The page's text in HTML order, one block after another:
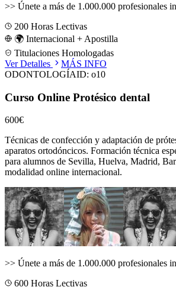
>> Únete a más de 1.000.000 profesionales
200 Horas Lectivas
🌍 Internacional + Apostilla
Titulaciones Homologadas
Ver Detalles
MÁS INFO
ODONTOLOGÍAID: o10
Curso Online Protésico dental
600€
Técnicas de confección y adaptación de
aparatos ortodóncicos. Formación técnica
para alumnos de Sevilla, Huelva, Madrid,
modalidad online internacional.
>> Únete a más de 1.000.000 profesionales
600 Horas Lectivas